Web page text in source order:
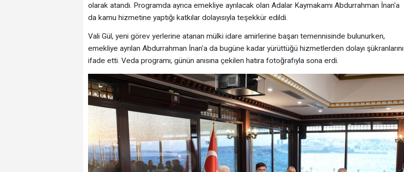
olarak atandı. Programda ayrıca emekliye ayrılacak olan Adalar Kaymakamı Abdurrahman İnan'a
da kamu hizmetine yaptığı katkılar dolayısıyla teşekkür edildi.
Vali Gül, yeni görev yerlerine atanan mülki idare amirlerine başarı temennisinde bulunurken,
emekliye ayrılan Abdurrahman İnan'a da bugüne kadar yürüttüğü hizmetlerden dolayı şükranlarını
ifade etti. Veda programı, günün anısına çekilen hatıra fotoğrafıyla sona erdi.